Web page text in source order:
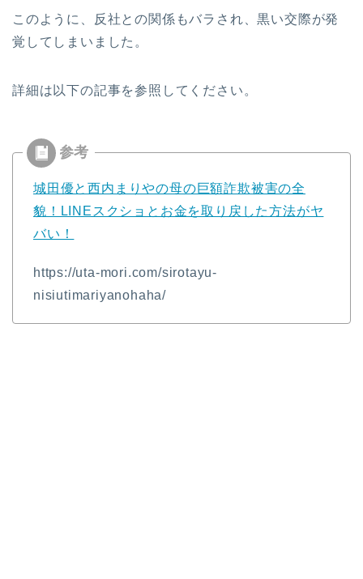
このように、反社との関係もバラされ、黒い交際が発
覚してしまいました。
詳細は以下の記事を参照してください。
城田優と西内まりやの母の巨額詐欺被害の全
貌！LINEスクショとお金を取り戻した方法がヤ
バい！
https://uta-mori.com/sirotayu-
nisiutimariyanohaha/